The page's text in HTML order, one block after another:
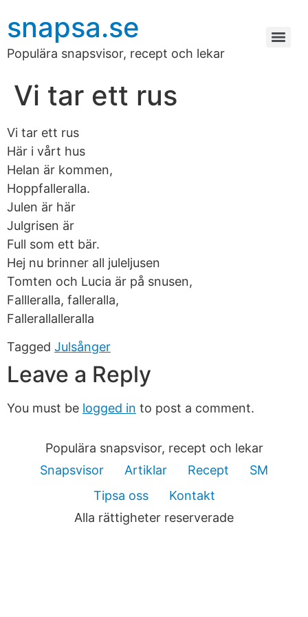
snapsa.se
Populära snapsvisor, recept och lekar
Vi tar ett rus
Vi tar ett rus
Här i vårt hus
Helan är kommen,
Hoppfalleralla.
Julen är här
Julgrisen är
Full som ett bär.
Hej nu brinner all juleljusen
Tomten och Lucia är på snusen,
Fallleralla, falleralla,
Fallerallalleralla
Tagged Julsånger
Leave a Reply
You must be logged in to post a comment.
Populära snapsvisor, recept och lekar
Snapsvisor
Artiklar Recept
SM
Tipsa oss
Kontakt
Alla rättigheter reserverade